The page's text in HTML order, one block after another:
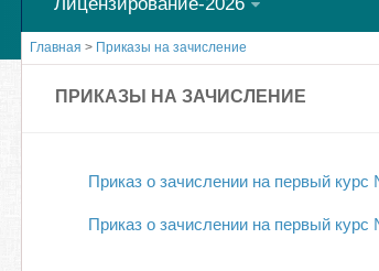
Главная > Приказы на зачисление
ПРИКАЗЫ НА ЗАЧИСЛЕНИЕ
Приказ о зачислении на первый курс
Приказ о зачислении на первый курс